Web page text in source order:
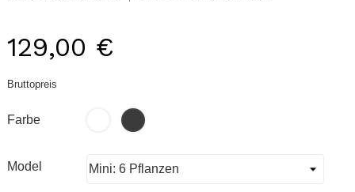
129,00 €
Bruttopreis
Farbe Weiß
Anthrazit
Model